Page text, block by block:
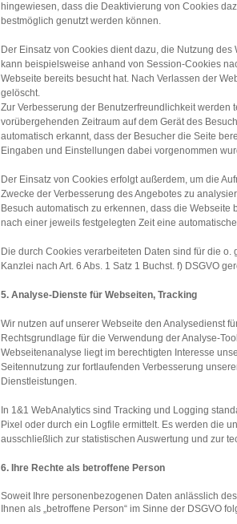
hingewiesen, dass die Deaktivierung von Cookies
bestmöglich genutzt werden können.
Der Einsatz von Cookies dient dazu, die Nutzung
kann beispielsweise anhand von Session-Cookies
Webseite bereits besucht hat. Nach Verlassen der
gelöscht.
Zur Verbesserung der Benutzerfreundlichkeit
vorübergehenden Zeitraum auf dem Gerät des
automatisch erkannt, dass der Besucher die Seite
Eingaben und Einstellungen dabei vorgenommen
Der Einsatz von Cookies erfolgt außerdem, um die
Zwecke der Verbesserung des Angebotes zu
Besuch automatisch zu erkennen, dass die
nach einer jeweils festgelegten Zeit eine
Die durch Cookies verarbeiteten Daten sind für die
Kanzlei nach Art. 6 Abs. 1 Satz 1 Buchst. f) DSGVO
5. Analyse-Dienste für Webseiten, Tracking
Wir nutzen auf unserer Webseite den Analysedienst
Rechtsgrundlage für die Verwendung der Analyse-
Webseitenanalyse liegt im berechtigten Interesse
Seitennutzung zur fortlaufenden Verbesserung
Dienstleistungen.
In 1&1 WebAnalytics sind Tracking und Logging
Pixel oder durch ein Logfile ermittelt. Es werden die
ausschließlich zur statistischen Auswertung und zur
6. Ihre Rechte als betroffene Person
Soweit Ihre personenbezogenen Daten anlässlich
Ihnen als „betroffene Person“ im Sinne der DSGVO